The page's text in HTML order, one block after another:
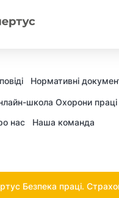
Нормативні
школа Охорони праці
нас Наша команда
Безпека праці.